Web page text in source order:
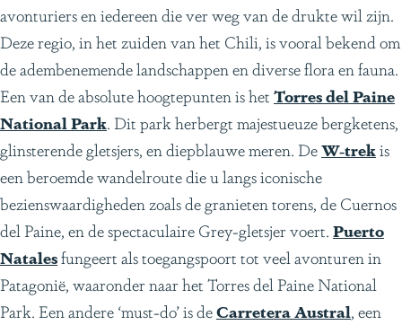
avonturiers en iedereen die ver weg van de drukte wil zijn.
Deze regio, in het zuiden van het Chili, is vooral bekend om
de adembenemende landschappen en diverse flora en fauna.
Een van de absolute hoogtepunten is hetTorres del Paine
National Park. Dit park herbergt majestueuze bergketens,
glinsterende gletsjers, en diepblauwe meren. DeW-trekis
een beroemde wandelroute die u langs iconische
bezienswaardigheden zoals de granieten torens, de Cuernos
del Paine, en de spectaculaire Grey-gletsjer voert.Puerto
Natalesfungeert als toegangspoort tot veel avonturen in
Patagonië, waaronder naar het Torres del Paine National
Park. Een andere ‘must-do’ is deCarretera Austral, een